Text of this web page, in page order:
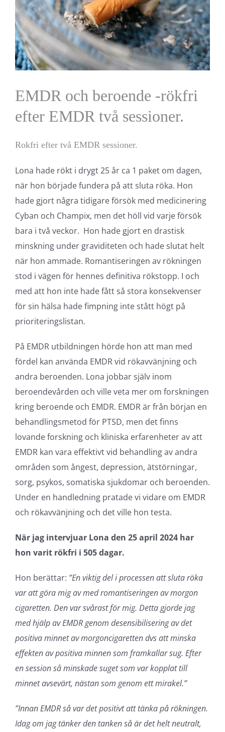
EMDR och beroende -rökfri
efter EMDR två sessioner.
Rokfri efter två EMDR sessioner.
Lona hade rökt i drygt 25 år ca 1 paket om dagen,
när hon började fundera på att sluta röka. Hon
hade gjort några tidigare försök med medicinering
Cyban och Champix, men det höll vid varje försök
bara i två veckor. Hon hade gjort en drastisk
minskning under graviditeten och hade slutat helt
när hon ammade. Romantiseringen av rökningen
stod i vägen för hennes definitiva rökstopp. I och
med att hon inte hade fått så stora konsekvenser
för sin hälsa hade fimpning inte stått högt på
prioriteringslistan.
På EMDR utbildningen hörde hon att man med
fördel kan använda EMDR vid rökavvänjning och
andra beroenden. Lona jobbar själv inom
beroendevården och ville veta mer om forskningen
kring beroende och EMDR. EMDR är från början en
behandlingsmetod för PTSD, men det finns
lovande forskning och kliniska erfarenheter av att
EMDR kan vara effektivt vid behandling av andra
områden som ångest, depression, ätstörningar,
sorg, psykos, somatiska sjukdomar och beroenden.
Under en handledning pratade vi vidare om EMDR
och rökavvänjning och det ville hon testa.
När jag intervjuar Lona den 25 april 2024 har
hon varit rökfri i 505 dagar.
Hon berättar: ”En viktig del i processen att sluta röka
var att göra mig av med romantiseringen av morgon
cigaretten. Den var svårast för mig. Detta gjorde jag
med hjälp av EMDR genom desensibilisering av det
positiva minnet av morgoncigaretten dvs att minska
effekten av positiva minnen som framkallar sug. Efter
en session så minskade suget som var kopplat till
minnet avsevärt, nästan som genom ett mirakel.”
”Innan EMDR så var det positivt att tänka på rökningen.
Idag om jag tänker den tanken så är det helt neutralt,